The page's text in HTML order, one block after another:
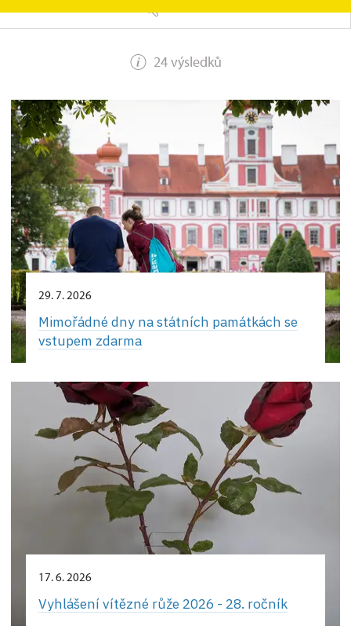
24 výsledků
29. 7. 2026
Mimořádné dny na státních památkách se
vstupem zdarma
17. 6. 2026
Vyhlášení vítězné růže 2026 - 28. ročník